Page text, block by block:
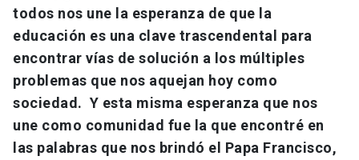
todos nos une la esperanza de que la
educación es una clave trascendental para
encontrar vías de solución a los múltiples
problemas que nos aquejan hoy como
sociedad. Y esta misma esperanza que nos
une como comunidad fue la que encontré en
las palabras que nos brindó el Papa Francisco,